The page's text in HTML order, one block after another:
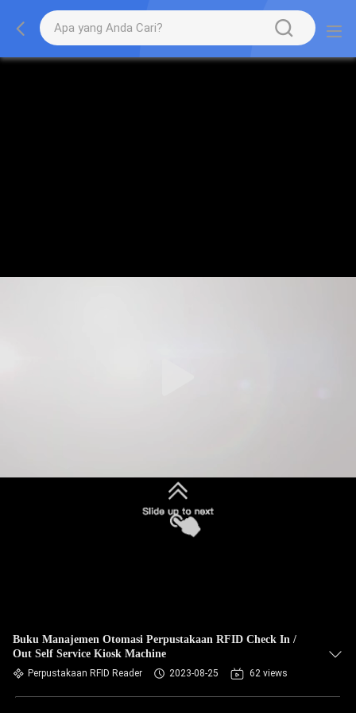
Buku Manajemen Otomasi Perpustakaan RFID Check In /
Out Self Service Kiosk Machine
Perpustakaan RFID Reader 2023-08-25 62 views